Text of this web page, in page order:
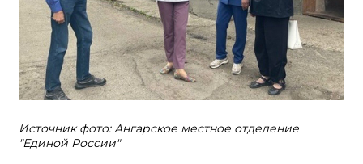
Источник фото: Ангарское местное отделение
"Единой России"